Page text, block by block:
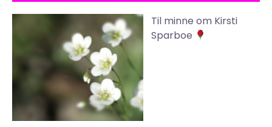
Til minne om Kirsti
Sparboe